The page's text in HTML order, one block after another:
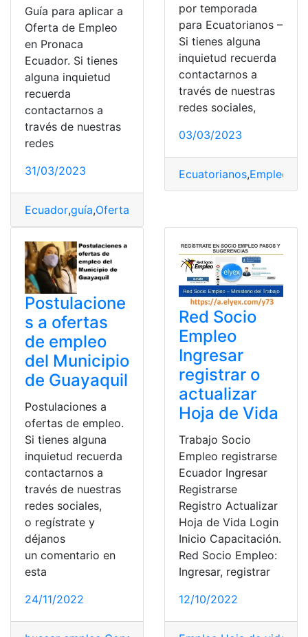
Guía para aplicar a
Oferta de Empleo
en Pronaca
Ecuador. Si tienes
alguna inquietud
recuerda
contactarnos a
través de nuestras
redes
31/03/2023
Ecuador,guía,Oferta de empleo
por temporada
para Ecuatorianos –
Si tienes alguna
inquietud recuerda
contactarnos a
través de nuestras
redes sociales,
03/03/2023
Ecuatorianos,Empleo
Postulacione
s a ofertas
de empleo
del Municipio
de Guayaquil
Postulaciones a
ofertas de empleo.
Si tienes alguna
inquietud recuerda
contactarnos a
través de nuestras
redes sociales,
o regístrate y
déjanos
un comentario en
esta
24/11/2022
Red Socio
Empleo
Ingresar
registrar o
actualizar
Hoja de Vida
Trabajo Socio
Empleo registrarse
Ecuador Ingresar
Registrarse
Registro Actualizar
Hoja de Vida Login
Inicio Capacitación.
Red Socio Empleo:
Ingresar, registrar
12/10/2022